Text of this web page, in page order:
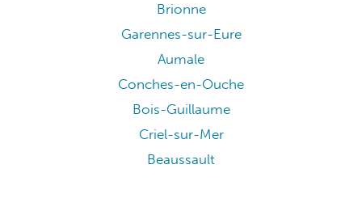
Brionne
Garennes-sur-Eure
Aumale
Conches-en-Ouche
Bois-Guillaume
Criel-sur-Mer
Beaussault